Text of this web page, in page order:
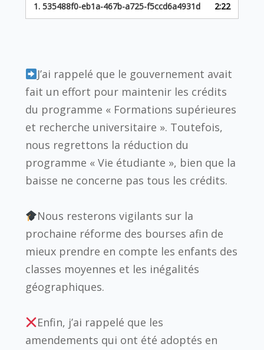
1. 535488f0-eb1a-467b-a725-f5ccd6a4931d 2:22
J’ai rappelé que le gouvernement avait
fait un effort pour maintenir les crédits
du programme « Formations supérieures
et recherche universitaire ». Toutefois,
nous regrettons la réduction du
programme « Vie étudiante », bien que la
baisse ne concerne pas tous les crédits.
Nous resterons vigilants sur la
prochaine réforme des bourses afin de
mieux prendre en compte les enfants des
classes moyennes et les inégalités
géographiques.
Enfin, j’ai rappelé que les
amendements qui ont été adoptés en